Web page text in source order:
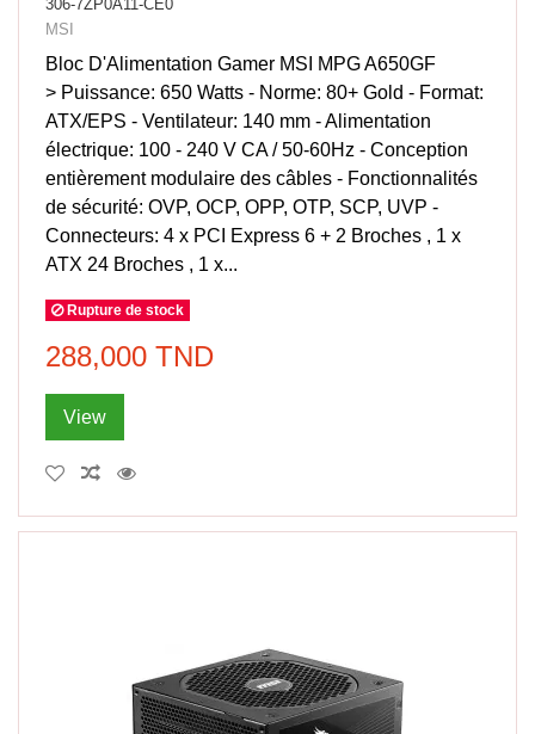
306-7ZP0A11-CE0
MSI
Bloc D'Alimentation Gamer MSI MPG A650GF
> Puissance: 650 Watts - Norme: 80+ Gold - Format:
ATX/EPS - Ventilateur: 140 mm - Alimentation
électrique: 100 - 240 V CA / 50-60Hz - Conception
entièrement modulaire des câbles - Fonctionnalités
de sécurité: OVP, OCP, OPP, OTP, SCP, UVP -
Connecteurs: 4 x PCI Express 6 + 2 Broches , 1 x
ATX 24 Broches , 1 x...
Rupture de stock
288,000 TND
View